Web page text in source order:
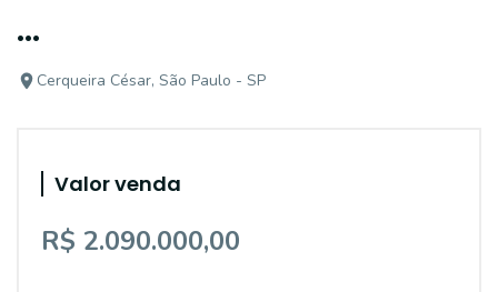
...
Cerqueira César, São Paulo - SP
Valor venda
R$ 2.090.000,00